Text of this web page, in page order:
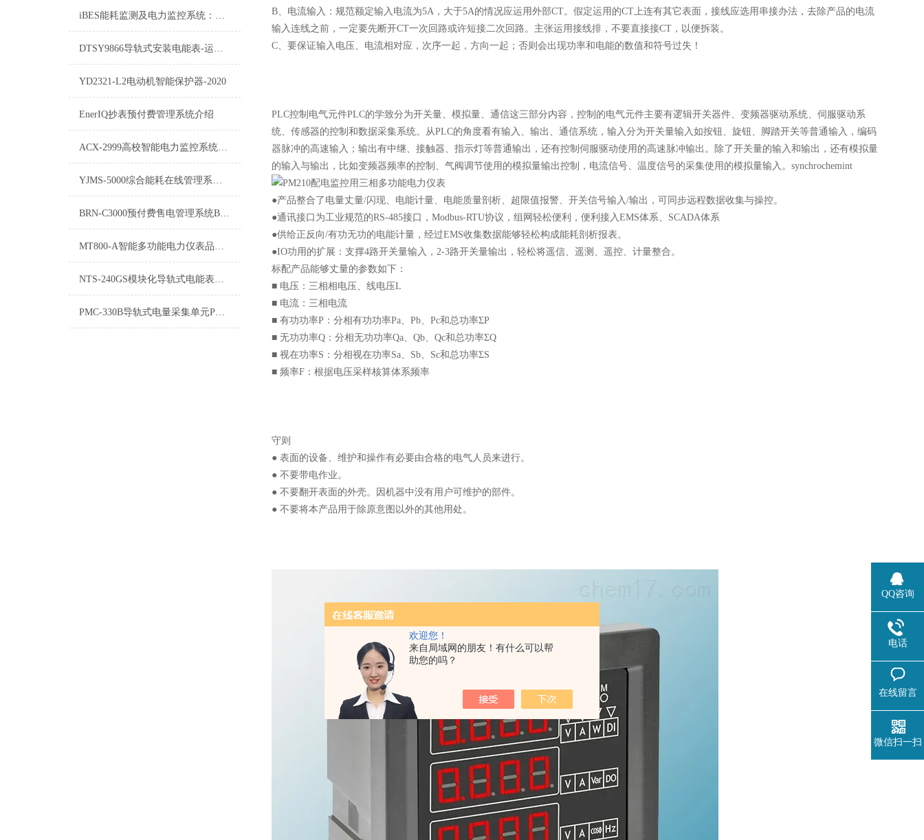
欢迎您！
来自局域网的朋友！有什么可以帮
助您的吗？
iBES能耗监测及电力监控系统：定义、功能与应用
DTSY9866导轨式安装电能表-运输方式
YD2321-L2电动机智能保护器-2020
EnerIQ抄表预付费管理系统介绍
ACX-2999高校智能电力监控系统ACX-2999技术方案
YJMS-5000综合能耗在线管理系统介绍
BRN-C3000预付费售电管理系统BRN-C3000技术方案
MT800-A智能多功能电力仪表品牌咨询
NTS-240GS模块化导轨式电能表NTS-240GS方案
PMC-330B导轨式电量采集单元PMC-330B舜高产品技术参数
B、电流输入：规范额定输入电流为5A，大于5A的情况应运用外部CT。假定运用的CT上连有其它表面，接线应选用串接办法，去除产品的电流
输入连线之前，一定要先断开CT一次回路或许短接二次回路。主张运用接线排，不要直接接CT，以便拆装。
C、要保证输入电压、电流相对应，次序一起，方向一起；否则会出现功率和电能的数值和符号过失！
PLC控制电气元件PLC的学致分为开关量、模拟量、通信这三部分内容，控制的电气元件主要有逻辑开关器件、变频器驱动系统、伺服驱动系
统、传感器的控制和数据采集系统。从PLC的角度看有输入、输出、通信系统，输入分为开关量输入如按钮、旋钮、脚踏开关等普通输入，编码
器脉冲的高速输入；输出有中继、接触器、指示灯等普通输出，还有控制伺服驱动使用的高速脉冲输出。除了开关量的输入和输出，还有模拟量
的输入与输出，比如变频器频率的控制、气阀调节使用的模拟量输出控制，电流信号、温度信号的采集使用的模拟量输入。synchrochemint
●产品整合了电量丈量/闪现、电能计量、电能质量剖析、超限值报警、开关信号输入/输出，可同步远程数据收集与操控。
●通讯接口为工业规范的RS-485接口，Modbus-RTU协议，组网轻松便利，便利接入EMS体系、SCADA体系
●供给正反向/有功无功的电能计量，经过EMS收集数据能够轻松构成能耗剖析报表。
●IO功用的扩展：支撑4路开关量输入，2-3路开关量输出，轻松将遥信、遥测、遥控、计量整合。
标配产品能够丈量的参数如下：
■ 电压：三相相电压、线电压L
■ 电流：三相电流
■ 有功功率P：分相有功功率Pa、Pb、Pc和总功率ΣP
■ 无功功率Q：分相无功功率Qa、Qb、Qc和总功率ΣQ
■ 视在功率S：分相视在功率Sa、Sb、Sc和总功率ΣS
■ 频率F：根据电压采样核算体系频率
守则
● 表面的设备、维护和操作有必要由合格的电气人员来进行。
● 不要带电作业。
● 不要翻开表面的外壳。因机器中没有用户可维护的部件。
● 不要将本产品用于除原意图以外的其他用处。
QQ咨询
电话
在线留言
微信扫一扫